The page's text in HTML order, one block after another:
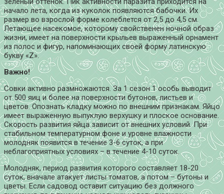
начало лета, когда из куколок появляются бабочки. Их
размер во взрослой форме колеблется от 2,5 до 4,5 см.
Летающее насекомое, которому свойственен ночной образ
жизни, имеет на поверхности крыльев выраженный орнамент
из полос и фигур, напоминающих своей форму латинскую
букву «Z».
Важно!
Совки активно размножаются. За 1 сезон 1 особь выводит
от 500 яиц и более на поверхности бутонов, листьев и
цветов. Опознать кладку можно по внешним признакам. Яйцо
имеет выраженную выпуклую верхушку и плоское основание.
Скорость развития яйца зависит от внешних условий. При
стабильном температурном фоне и уровне влажности
молодняк появится в течение 3-6 суток, а при
неблагоприятных условиях – в течение 4-10 суток.
Молодняк, период развития которого составляет 18-20
суток, вначале атакует листы томатов, а потом – бутоны и
цветы. Если садовод оставит ситуацию без должного